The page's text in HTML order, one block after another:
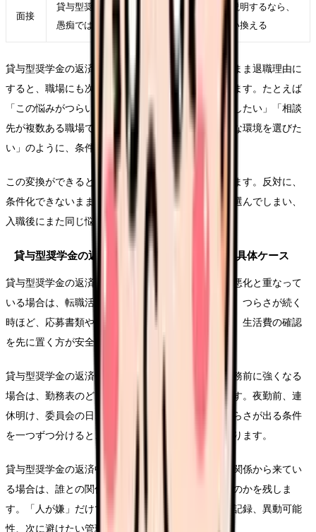
面接
貸与型奨学金の返済中に辞めたいを面接で説明するなら、
愚痴ではなく「次に重視したい条件」に言い換える
貸与型奨学金の返済中に辞めたいという言葉をそのまま退職理由に
すると、職場にも次の応募先にも伝わりにくくなります。たとえば
「この悩みがつらい」ではなく、「夜勤回数を減らしたい」「相談
先が複数ある職場で働きたい」「教育の段階が明確な環境を選びた
い」のように、条件へ変換します。
この変換ができると、求人を見る時の精度が上がります。反対に、
条件化できないまま応募すると、給与や通勤だけで選んでしまい、
入職後にまた同じ悩みが再燃することがあります。
貸与型奨学金の返済中に辞めたいで起きやすい具体ケース
貸与型奨学金の返済中に辞めたいという悩みが体調悪化と重なって
いる場合は、転職活動の前に休む段取りを考えます。つらさが続く
時ほど、応募書類や面接より、受診、休養、相談先、生活費の確認
を先に置く方が安全です。
貸与型奨学金の返済中に辞めたいという気持ちが勤務前に強くなる
場合は、勤務表のどこで負担が増えているかを見ます。夜勤前、連
休明け、委員会の日、苦手な相手と組む日など、つらさが出る条件
を一つずつ分けると、退職以外の調整余地も見つかります。
貸与型奨学金の返済中に辞めたいという悩みが人間関係から来てい
る場合は、誰との関係で、どの発言や場面が負担なのかを残しま
す。「人が嫌」だけで終わらせず、相談先の有無、記録、異動可能
性、次に避けたい管理体制までつなげます。